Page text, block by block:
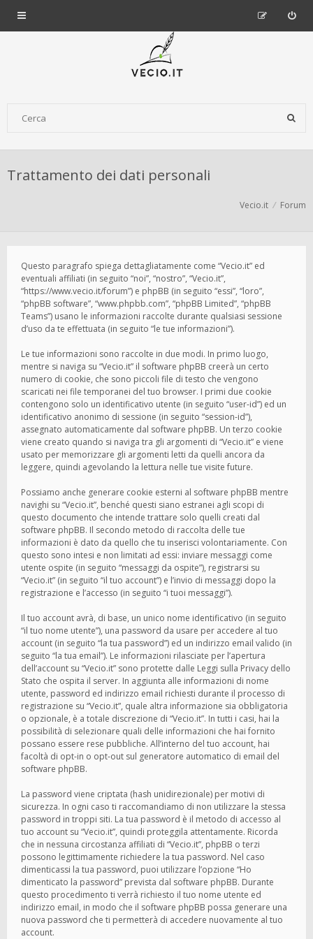
Trattamento dei dati personali
Vecio.it Forum
Questo paragrafo spiega dettagliatamente come “Vecio.it” ed
eventuali affiliati (in seguito “noi”, “nostro”, “Vecio.it”,
“https://www.vecio.it/forum”) e phpBB (in seguito “essi”, “loro”,
“phpBB software”, “www.phpbb.com”, “phpBB Limited”, “phpBB
Teams”) usano le informazioni raccolte durante qualsiasi sessione
d’uso da te effettuata (in seguito “le tue informazioni”).
Le tue informazioni sono raccolte in due modi. In primo luogo,
mentre si naviga su “Vecio.it” il software phpBB creerà un certo
numero di cookie, che sono piccoli file di testo che vengono
scaricati nei file temporanei del tuo browser. I primi due cookie
contengono solo un identificativo utente (in seguito “user-id”) ed un
identificativo anonimo di sessione (in seguito “session-id”),
assegnato automaticamente dal software phpBB. Un terzo cookie
viene creato quando si naviga tra gli argomenti di “Vecio.it” e viene
usato per memorizzare gli argomenti letti da quelli ancora da
leggere, quindi agevolando la lettura nelle tue visite future.
Possiamo anche generare cookie esterni al software phpBB mentre
navighi su “Vecio.it”, benché questi siano estranei agli scopi di
questo documento che intende trattare solo quelli creati dal
software phpBB. Il secondo metodo di raccolta delle tue
informazioni è dato da quello che tu inserisci volontariamente. Con
questo sono intesi e non limitati ad essi: inviare messaggi come
utente ospite (in seguito “messaggi da ospite”), registrarsi su
“Vecio.it” (in seguito “il tuo account”) e l’invio di messaggi dopo la
registrazione e l’accesso (in seguito “i tuoi messaggi”).
Il tuo account avrà, di base, un unico nome identificativo (in seguito
“il tuo nome utente”), una password da usare per accedere al tuo
account (in seguito “la tua password”) ed un indirizzo email valido (in
seguito “la tua email”). Le informazioni rilasciate per l’apertura
dell’account su “Vecio.it” sono protette dalle Leggi sulla Privacy dello
Stato che ospita il server. In aggiunta alle informazioni di nome
utente, password ed indirizzo email richiesti durante il processo di
registrazione su “Vecio.it”, quale altra informazione sia obbligatoria
o opzionale, è a totale discrezione di “Vecio.it”. In tutti i casi, hai la
possibilità di selezionare quali delle informazioni che hai fornito
possano essere rese pubbliche. All’interno del tuo account, hai
facoltà di opt-in o opt-out sul generatore automatico di email del
software phpBB.
La password viene criptata (hash unidirezionale) per motivi di
sicurezza. In ogni caso ti raccomandiamo di non utilizzare la stessa
password in troppi siti. La tua password è il metodo di accesso al
tuo account su “Vecio.it”, quindi proteggila attentamente. Ricorda
che in nessuna circostanza affiliati di “Vecio.it”, phpBB o terzi
possono legittimamente richiedere la tua password. Nel caso
dimenticassi la tua password, puoi utilizzare l’opzione “Ho
dimenticato la password” prevista dal software phpBB. Durante
questo procedimento ti verrà richiesto il tuo nome utente ed
indirizzo email, in modo che il software phpBB possa generare una
nuova password che ti permetterà di accedere nuovamente al tuo
account.